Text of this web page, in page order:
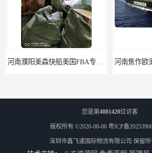
您是第4081420位访客
版权所有 ©2026-08-06 粤ICP备
深圳市鑫飞速国际物流有限公司 保留所